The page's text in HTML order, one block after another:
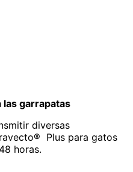
garrapatas
diversas
Plus para gatos
horas.